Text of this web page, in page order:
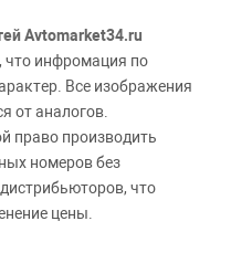
Avtomarket34.ru
что инфромация по
Все изображения
от аналогов.
право производить
номеров без
что
цены.